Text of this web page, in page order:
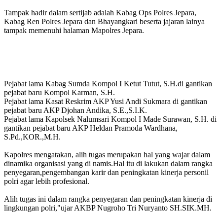
Tampak hadir dalam sertijab adalah Kabag Ops Polres Jepara,
Kabag Ren Polres Jepara dan Bhayangkari beserta jajaran lainya
tampak memenuhi halaman Mapolres Jepara.
Pejabat lama Kabag Sumda Kompol I Ketut Tutut, S.H.di gantikan
pejabat baru Kompol Karman, S.H.
Pejabat lama Kasat Reskrim AKP Yusi Andi Sukmara di gantikan
pejabat baru AKP Djohan Andika, S.E.,S.I.K.
Pejabat lama Kapolsek Nalumsari Kompol I Made Surawan, S.H. di
gantikan pejabat baru AKP Heldan Pramoda Wardhana,
S.Pd.,KOR.,M.H.
Kapolres mengatakan, alih tugas merupakan hal yang wajar dalam
dinamika organisasi yang di namis.Hal itu di lakukan dalam rangka
penyegaran,pengembangan karir dan peningkatan kinerja personil
polri agar lebih profesional.
Alih tugas ini dalam rangka penyegaran dan peningkatan kinerja di
lingkungan polri,"ujar AKBP Nugroho Tri Nuryanto SH.SIK.MH.